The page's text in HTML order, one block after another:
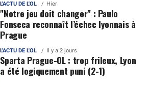
L'ACTU DE L'OL Hier
"Notre jeu doit changer" : Paulo
Fonseca reconnaît l’échec lyonnais à
Prague
L'ACTU DE L'OL Il y a 2 jours
Sparta Prague-OL : trop frileux, Lyon
a été logiquement puni (2-1)